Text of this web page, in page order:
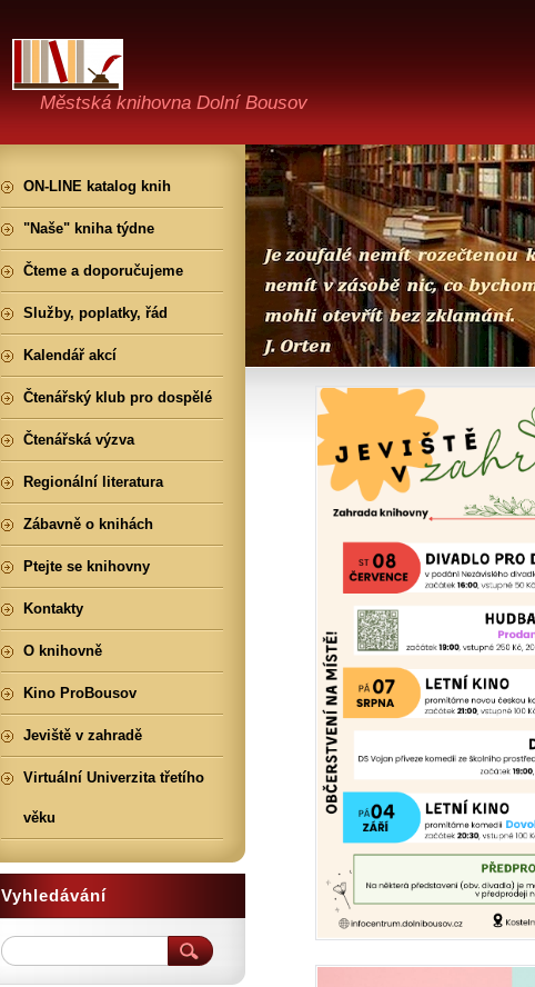
Městská knihovna Dolní Bousov
ON-LINE katalog knih
"Naše" kniha týdne
Čteme a doporučujeme
Služby, poplatky, řád
Kalendář akcí
Čtenářský klub pro dospělé
Čtenářská výzva
Regionální literatura
Zábavně o knihách
Ptejte se knihovny
Kontakty
O knihovně
Kino ProBousov
Jeviště v zahradě
Virtuální Univerzita třetího
věku
Vyhledávání